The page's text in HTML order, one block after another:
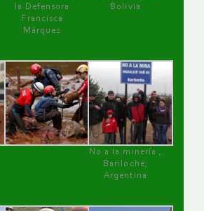
la Defensora
Francisca
Márquez
Bolivia
No a la minería ,
Bariloche,
Argentina